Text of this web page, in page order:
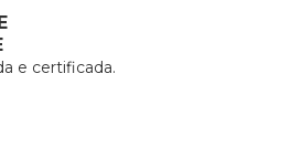
e certificada.